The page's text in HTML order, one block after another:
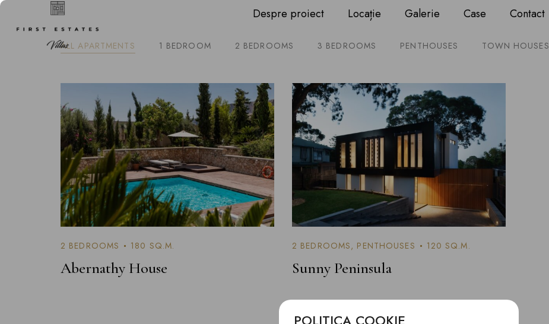
Despre proiect Locație Galerie Case Contact
ALL APARTMENTS 1 BEDROOM 2 BEDROOMS 3 BEDROOMS PENTHOUSES TOWN HOUSES
2 BEDROOMS 180 SQ.M.
Abernathy House
2 BEDROOMS, PENTHOUSES 120 SQ.M.
Sunny Peninsula